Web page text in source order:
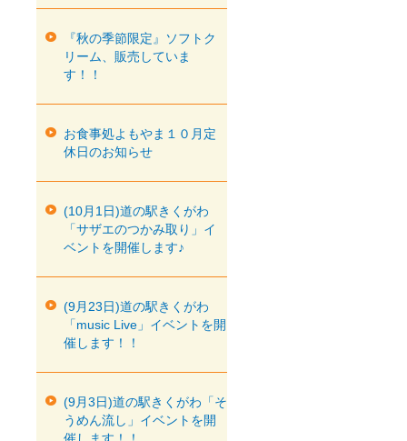
『秋の季節限定』ソフトク
リーム、販売していま
す！！
お食事処よもやま１０月定
休日のお知らせ
(10月1日)道の駅きくがわ
「サザエのつかみ取り」イ
ベントを開催します♪
(9月23日)道の駅きくがわ
「music Live」イベントを開
催します！！
(9月3日)道の駅きくがわ「そ
うめん流し」イベントを開